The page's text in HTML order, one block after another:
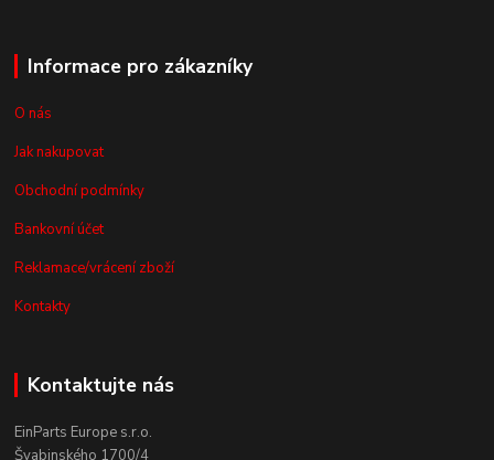
Informace pro zákazníky
O nás
Jak nakupovat
Obchodní podmínky
Bankovní účet
Reklamace/vrácení zboží
Kontakty
Kontaktujte nás
EinParts Europe s.r.o.
Švabinského 1700/4